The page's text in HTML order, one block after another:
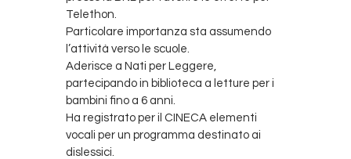
Telethon.
Particolare importanza sta assumendo
l’attività verso le scuole.
Aderisce a Nati per Leggere,
partecipando in biblioteca a letture per i
bambini fino a 6 anni.
Ha registrato per il CINECA elementi
vocali per un programma destinato ai
dislessici.